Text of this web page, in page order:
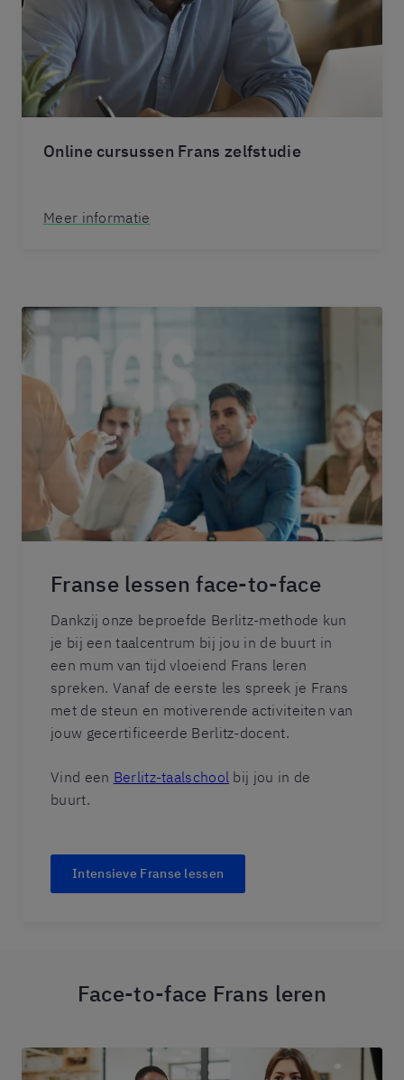
Online cursussen Frans zelfstudie
Meer informatie
Franse lessen face-to-face
Dankzij onze beproefde Berlitz-methode kun
je bij een taalcentrum bij jou in de buurt in
een mum van tijd vloeiend Frans leren
spreken. Vanaf de eerste les spreek je Frans
met de steun en motiverende activiteiten van
jouw gecertificeerde Berlitz-docent.
Vind een Berlitz-taalschool bij jou in de
buurt.
Intensieve Franse lessen
Face-to-face Frans leren